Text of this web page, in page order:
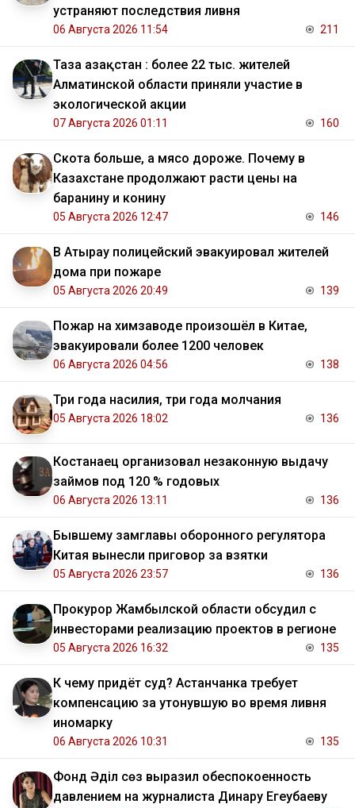
устраняют последствия ливня
06 Августа 2026 11:54 211
Таза Қазақстан : более 22 тыс. жителей
Алматинской области приняли участие в
экологической акции
07 Августа 2026 01:11 160
Скота больше, а мясо дороже. Почему в
Казахстане продолжают расти цены на
баранину и конину
05 Августа 2026 12:47 146
В Атырау полицейский эвакуировал жителей
дома при пожаре
05 Августа 2026 20:49 139
Пожар на химзаводе произошёл в Китае,
эвакуировали более 1200 человек
06 Августа 2026 04:56 138
Три года насилия, три года молчания
05 Августа 2026 18:02 136
Костанаец организовал незаконную выдачу
займов под 120 % годовых
06 Августа 2026 13:11 136
Бывшему замглавы оборонного регулятора
Китая вынесли приговор за взятки
05 Августа 2026 23:57 136
Прокурор Жамбылской области обсудил с
инвесторами реализацию проектов в регионе
05 Августа 2026 16:32 135
К чему придёт суд? Астанчанка требует
компенсацию за утонувшую во время ливня
иномарку
06 Августа 2026 10:31 135
Фонд Әділ сөз выразил обеспокоенность
давлением на журналиста Динару Егеубаеву